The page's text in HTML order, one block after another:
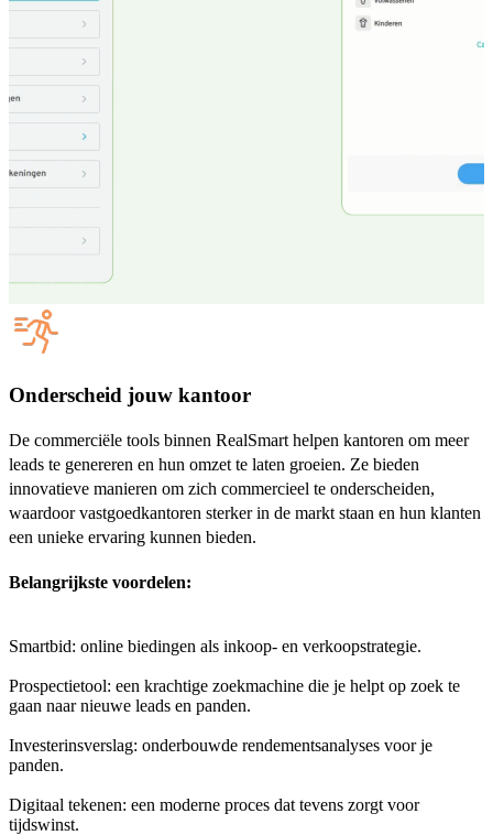
Onderscheid jouw kantoor
De commerciële tools binnen RealSmart helpen kantoren om meer
leads te genereren en hun omzet te laten groeien. Ze bieden
innovatieve manieren om zich commercieel te onderscheiden,
waardoor vastgoedkantoren sterker in de markt staan en hun klanten
een unieke ervaring kunnen bieden.
Belangrijkste voordelen:
Smartbid: online biedingen als inkoop- en verkoopstrategie.
Prospectietool: een krachtige zoekmachine die je helpt op zoek te
gaan naar nieuwe leads en panden.
Investerinsverslag: onderbouwde rendementsanalyses voor je
panden.
Digitaal tekenen: een moderne proces dat tevens zorgt voor
tijdswinst.